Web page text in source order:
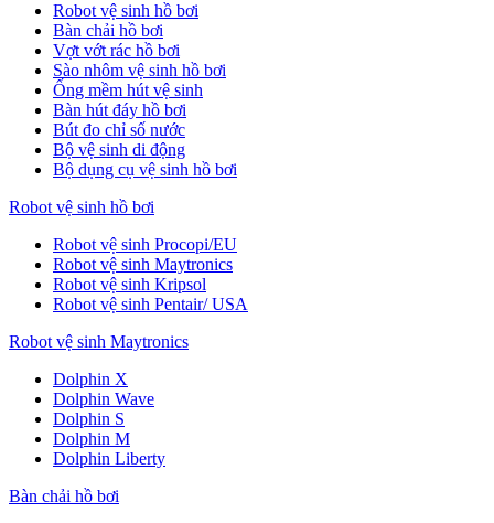
Robot vệ sinh hồ bơi
Bàn chải hồ bơi
Vợt vớt rác hồ bơi
Sào nhôm vệ sinh hồ bơi
Ống mềm hút vệ sinh
Bàn hút đáy hồ bơi
Bút đo chỉ số nước
Bộ vệ sinh di động
Bộ dụng cụ vệ sinh hồ bơi
Robot vệ sinh hồ bơi
Robot vệ sinh Procopi/EU
Robot vệ sinh Maytronics
Robot vệ sinh Kripsol
Robot vệ sinh Pentair/ USA
Robot vệ sinh Maytronics
Dolphin X
Dolphin Wave
Dolphin S
Dolphin M
Dolphin Liberty
Bàn chải hồ bơi